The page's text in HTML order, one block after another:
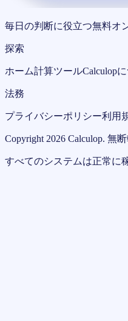
毎日の判断に役立つ無料オ
探索
ホーム計算ツールCalculop
法務
プライバシーポリシー利用
Copyright2026 Calculop. 無断
すべてのシステムは正常に